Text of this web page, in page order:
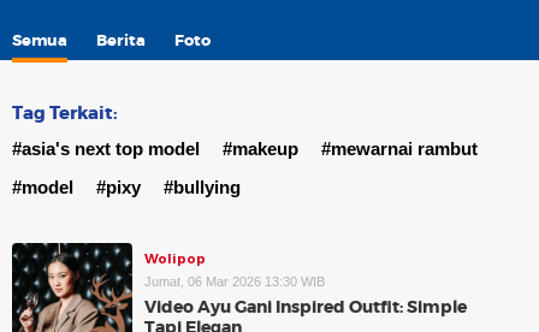
Semua Berita Foto
Tag Terkait:
#asia's next top model #makeup
#mewarnai rambut
#model
#pixy #bullying
Wolipop
Jumat, 06 Mar 2026 13:30 WIB
Video Ayu Gani Inspired Outfit: Simple
Tapi Elegan